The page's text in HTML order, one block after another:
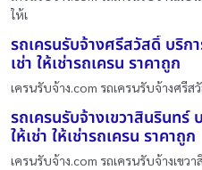
ให้เ
รถเครนรับจ้างศรีสวัสดิ์ บริก
เช่า ให้เช่ารถเครน ราคาถูก
เครนรับจ้าง.com รถเครนรับจ้างศรีส
รถเครนรับจ้างเขวาสินรินทร์
ให้เช่า ให้เช่ารถเครน ราคาถูก
เครนรับจ้าง.com รถเครนรับจ้างเขว